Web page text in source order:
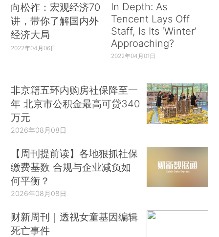
向松祚：宏观经济70
讲，带你了解国内外
经济大局
2022年04月06日
In Depth: As
Tencent Lays Off
Staff, Is Its ‘Winter’
Approaching?
2022年04月01日
非京籍五环内购房社保降至一
年 北京市公积金最高可贷340
万元
2026年08月08日
【周刊提前读】各地狠抓社保
缴费基数 合规与企业减负如
何平衡？
2026年08月08日
财新周刊｜透视女童基因编辑
死亡事件